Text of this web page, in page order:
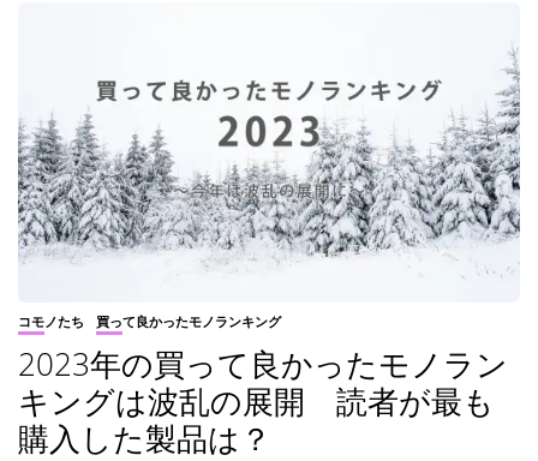
コモノたち 買って良かったモノランキング
2023年の買って良かったモノラン
キングは波乱の展開 読者が最も
購入した製品は？